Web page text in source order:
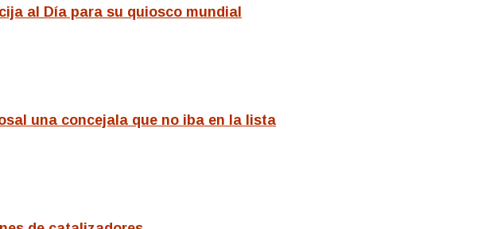
al Día para su quiosco mundial
una concejala que no iba en la lista